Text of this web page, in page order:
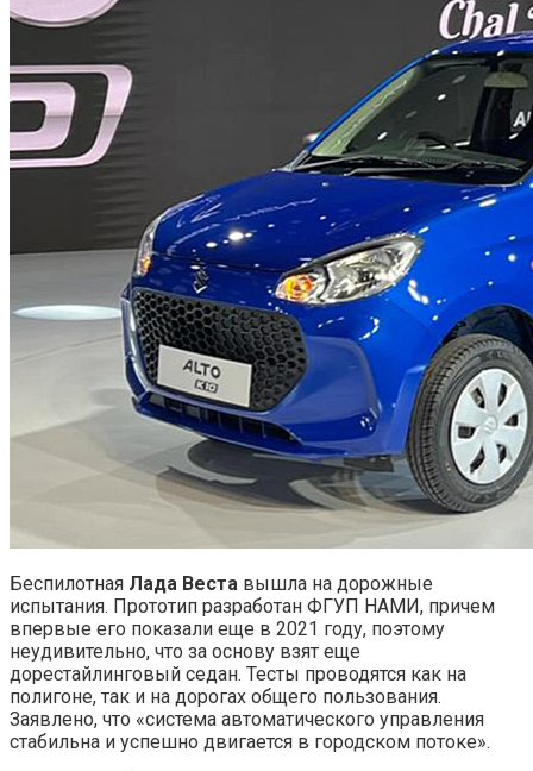
Беспилотная Лада Веста вышла на дорожные
испытания. Прототип разработан ФГУП НАМИ, причем
впервые его показали еще в 2021 году, поэтому
неудивительно, что за основу взят еще
дорестайлинговый седан. Тесты проводятся как на
полигоне, так и на дорогах общего пользования.
Заявлено, что «система автоматического управления
стабильна и успешно двигается в городском потоке».